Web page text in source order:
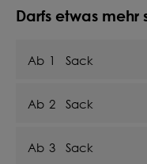
Darfs etwas mehr
Ab 1 Sack
Ab 2 Sack
Ab 3 Sack